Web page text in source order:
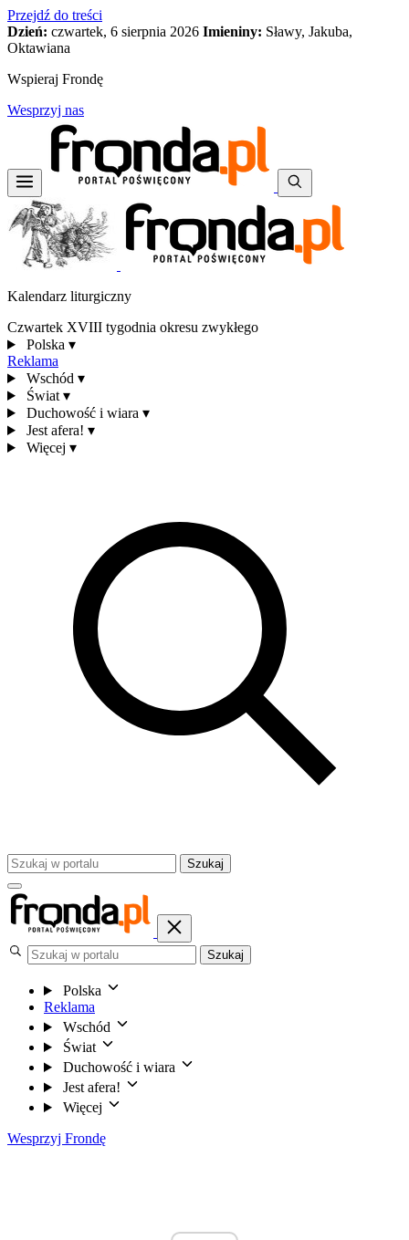
Przejdź do treści
Dzień: czwartek, 6 sierpnia 2026 Imieniny: Sławy, Jakuba,
Oktawiana
Wspieraj Frondę
Wesprzyj nas
Kalendarz liturgiczny
Czwartek XVIII tygodnia okresu zwykłego
Polska ▾
Reklama
Wschód ▾
Świat ▾
Duchowość i wiara ▾
Jest afera! ▾
Więcej ▾
Szukaj
Szukaj
Polska
Reklama
Wschód
Świat
Duchowość i wiara
Jest afera!
Więcej
Wesprzyj Frondę